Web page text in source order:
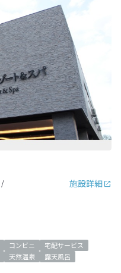
施設詳細
コンビニ
宅配サービス
天然温泉
露天風呂